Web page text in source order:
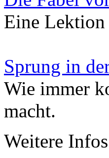
Eine Lektion
Sprung in
Wie immer
macht.
Weitere Infos